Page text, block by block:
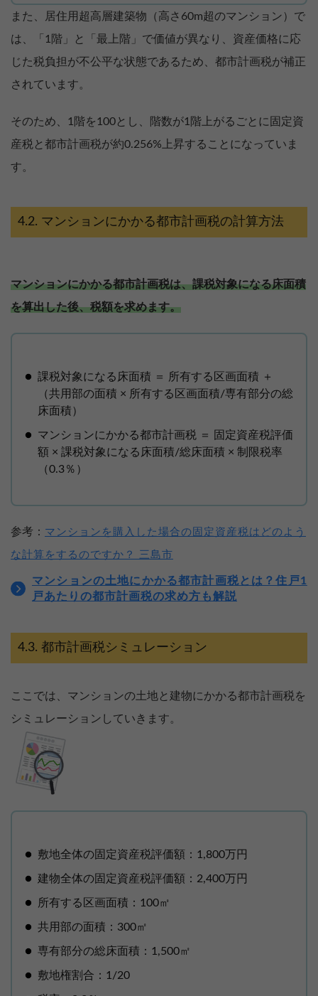
また、居住用超高層建築物（高さ60m超のマンション）で
は、「1階」と「最上階」で価値が異なり、資産価格に応
じた税負担が不公平な状態であるため、都市計画税が補正
されています。
そのため、1階を100とし、階数が1階上がるごとに固定資
産税と都市計画税が約0.256%上昇することになっていま
す。
マンションにかかる都市計画税の計算方法
マンションにかかる都市計画税は、課税対象になる床面積
を算出した後、税額を求めます。
課税対象になる床面積 ＝ 所有する区画面積 ＋
（共用部の面積 × 所有する区画面積/専有部分の総
床面積）
マンションにかかる都市計画税 ＝ 固定資産税評価
額 × 課税対象になる床面積/総床面積 × 制限税率
（0.3％）
参考： マンションを購入した場合の固定資産税はどのよう
な計算をするのですか？ 三島市
マンションの土地にかかる都市計画税とは？住戸1
戸あたりの都市計画税の求め方も解説
都市計画税シミュレーション
ここでは、マンションの土地と建物にかかる都市計画税を
シミュレーションしていきます。
敷地全体の固定資産税評価額：1,800万円
建物全体の固定資産税評価額：2,400万円
所有する区画面積：100㎡
共用部の面積：300㎡
専有部分の総床面積：1,500㎡
敷地権割合：1/20